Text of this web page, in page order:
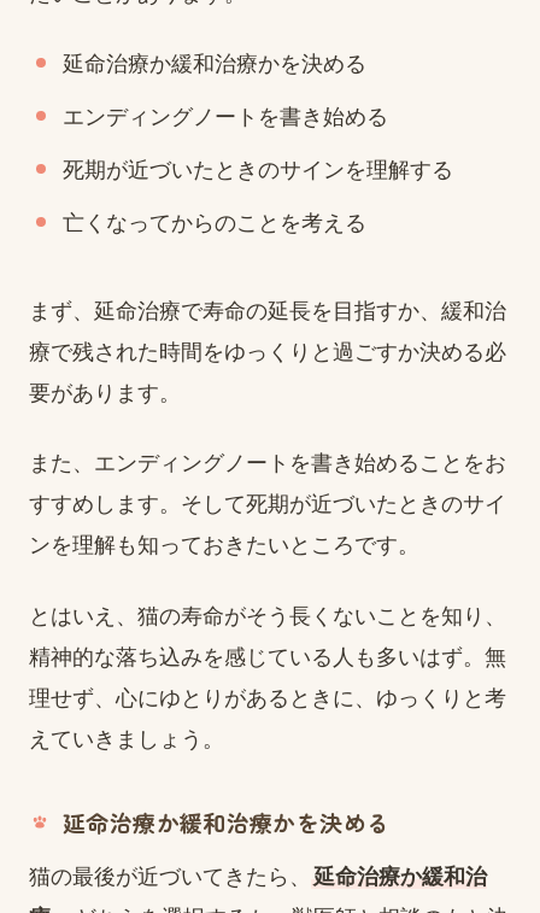
延命治療か緩和治療かを決める
エンディングノートを書き始める
死期が近づいたときのサインを理解する
亡くなってからのことを考える
まず、延命治療で寿命の延長を目指すか、緩和治
療で残された時間をゆっくりと過ごすか決める必
要があります。
また、エンディングノートを書き始めることをお
すすめします。そして死期が近づいたときのサイ
ンを理解も知っておきたいところです。
とはいえ、猫の寿命がそう長くないことを知り、
精神的な落ち込みを感じている人も多いはず。無
理せず、心にゆとりがあるときに、ゆっくりと考
えていきましょう。
延命治療か緩和治療かを決める
猫の最後が近づいてきたら、 延命治療か緩和治